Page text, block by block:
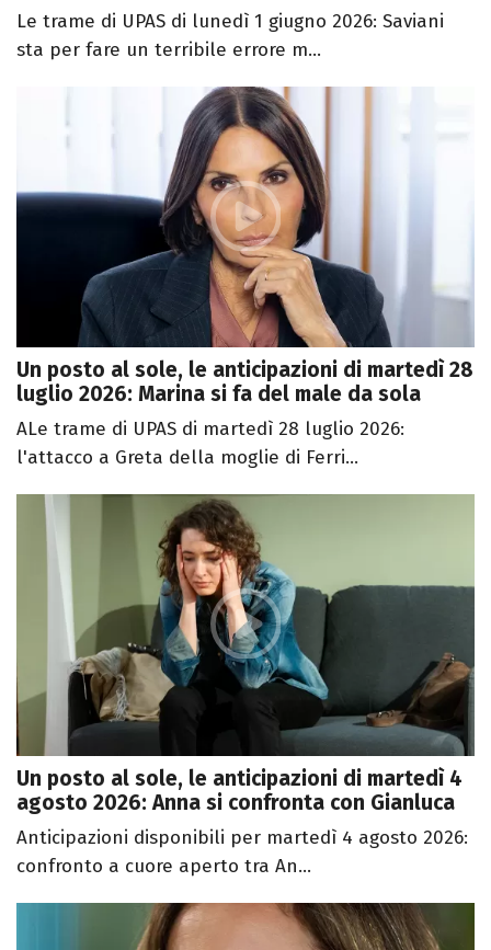
Le trame di UPAS di lunedì 1 giugno 2026: Saviani
sta per fare un terribile errore m...
Un posto al sole, le anticipazioni di martedì 28
luglio 2026: Marina si fa del male da sola
ALe trame di UPAS di martedì 28 luglio 2026:
l'attacco a Greta della moglie di Ferri...
Un posto al sole, le anticipazioni di martedì 4
agosto 2026: Anna si confronta con Gianluca
Anticipazioni disponibili per martedì 4 agosto 2026:
confronto a cuore aperto tra An...